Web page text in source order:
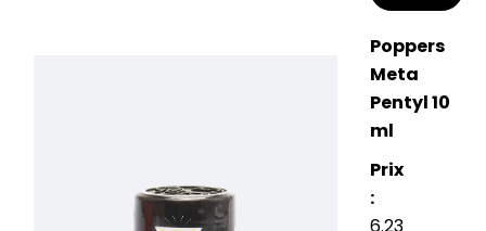
Poppers
Meta
Pentyl 10
ml
Prix
: